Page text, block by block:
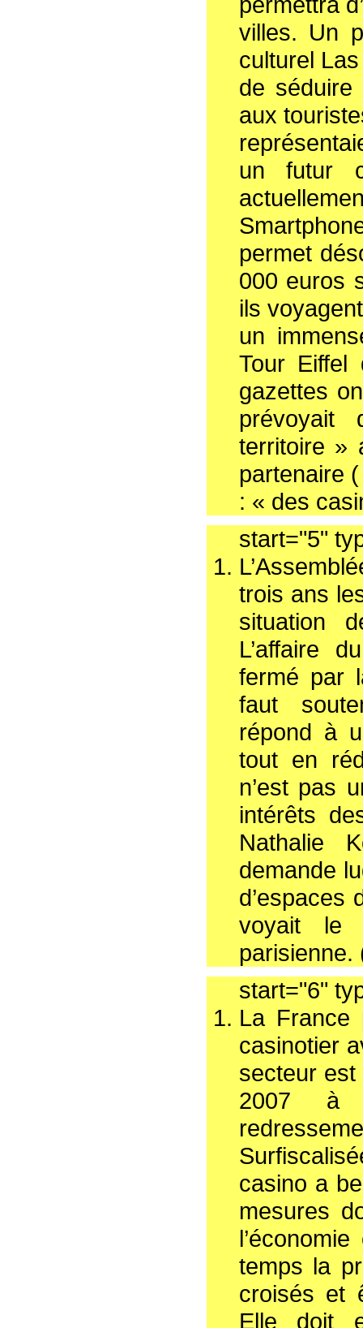
villes. Un
culturel
de séduire
aux
un futur
permet
000 euros
ils
un
Tour Eiffel
gazettes
prévoyait
territoire »
partenaire
: « des
start="5"
trois ans
situation
L’affaire
fermé par
faut
répond à
tout en
n’est pas
intérêts
Nathalie
demande
d’espaces
voyait le
parisienne.
start="6"
La France
casinotier
secteur
2007 à
casino a
mesures
temps la
croisés et
Elle doit